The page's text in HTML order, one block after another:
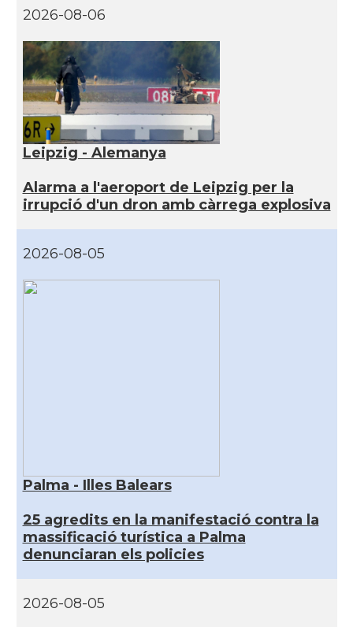
2026-08-06
Leipzig - Alemanya
Alarma a l'aeroport de Leipzig per la
irrupció d'un dron amb càrrega explosiva
2026-08-05
Palma - Illes Balears
25 agredits en la manifestació contra la
massificació turística a Palma
denunciaran els policies
2026-08-05